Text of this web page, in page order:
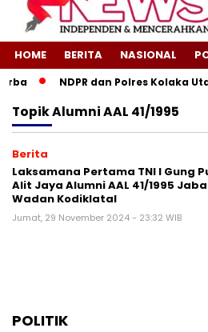
HOME BERITA NASIONAL
NDPR dan Polres Kolaka
TopikAlumni AAL 41/1995
Berita
Laksamana Pertama TNI I Gung
Alit Jaya Alumni AAL 41/1995
Wadan Kodiklatal
Jumat, 29 November 2024 - 23:32 WIB
POLITIK